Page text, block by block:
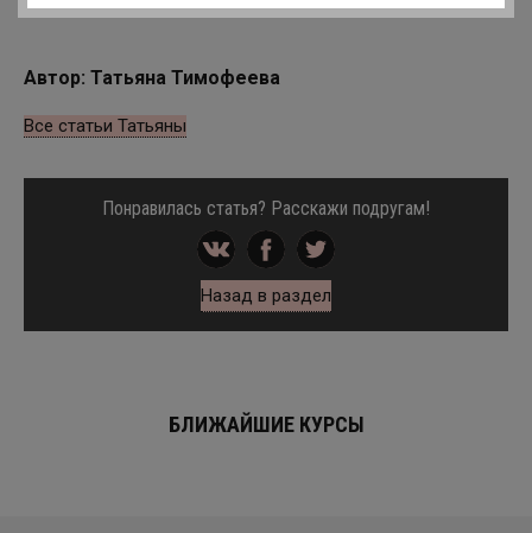
Автор: Татьяна Тимофеева
Все статьи Татьяны
Понравилась статья? Расскажи подругам!
Назад в раздел
БЛИЖАЙШИЕ КУРСЫ